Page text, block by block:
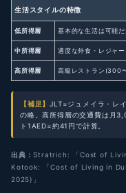
生活スタイルの特徴
低所得層 基本的な生活は可能
中所得層 適度な外食・レジャ
高所得層 高級レストラン(300
【補足】JLT=ジュメイラ・レ
の略。高所得層の交通費は月
ト1AED=約41円で計算。
出典：Stratrich: 「Cost of
Kotook: 「Cost of Living in
2025)」